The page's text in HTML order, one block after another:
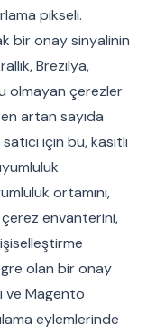
pikseli.
bir onay sinyalinin
Brezilya,
olmayan çerezler
artan sayıda
için bu, kasıtlı
ortamını,
envanterini,
olan bir onay
ve Magento
eylemlerinde